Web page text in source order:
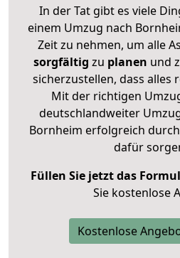
In der Tat gibt es viele
einem Umzug nach
Zeit zu nehmen, um alle
sorgfältig zu planen und
sicherzustellen, dass alles
Mit der richtigen
deutschlandweiter
Bornheim erfolgreich
dafür
Füllen Sie jetzt das
Sie kostenlose
Kostenlose